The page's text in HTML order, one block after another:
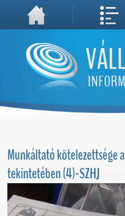
A weboldal használatával Ön elfogadja, hogy Cookie-kat (sütiket) tároljunk
Munkáltató kötelezettsége
tekintetében (4)-SZHJ